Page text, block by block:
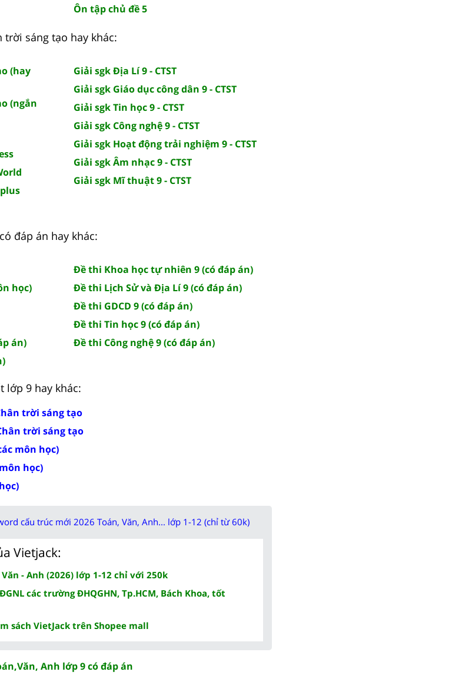
Ôn tập chủ đề 5
sáng tạo hay khác:
(hay
(ngắn
Giải sgk Địa Lí 9 - CTST
Giải sgk Giáo dục công dân 9 - CTST
Giải sgk Tin học 9 - CTST
Giải sgk Công nghệ 9 - CTST
Giải sgk Hoạt động trải nghiệm 9 - CTST
Giải sgk Âm nhạc 9 - CTST
Giải sgk Mĩ thuật 9 - CTST
đáp án hay khác:
học)
án)
Đề thi Khoa học tự nhiên 9 (có đáp án)
Đề thi Lịch Sử và Địa Lí 9 (có đáp án)
Đề thi GDCD 9 (có đáp án)
Đề thi Tin học 9 (có đáp án)
Đề thi Công nghệ 9 (có đáp án)
lớp 9 hay khác:
trời sáng tạo
trời sáng tạo
môn học)
học)
cấu trúc mới 2026 Toán, Văn, Anh... lớp 1-12 (chỉ từ 60k)
Vietjack:
- Anh (2026) lớp 1-12 chỉ với 250k
các trường ĐHQGHN, Tp.HCM, Bách Khoa, tốt
sách VietJack trên Shopee mall
Anh lớp 9 có đáp án